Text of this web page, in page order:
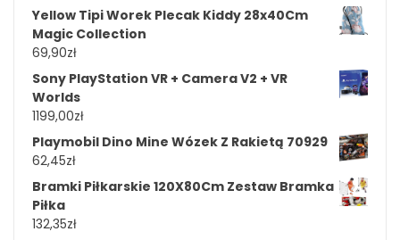
Yellow Tipi Worek Plecak Kiddy 28x40Cm
Magic Collection
69,90zł
Sony PlayStation VR + Camera V2 + VR
Worlds
1199,00zł
Playmobil Dino Mine Wózek Z Rakietą 70929
62,45zł
Bramki Piłkarskie 120X80Cm Zestaw Bramka
Piłka
132,35zł